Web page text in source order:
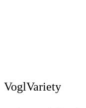
VoglVariety